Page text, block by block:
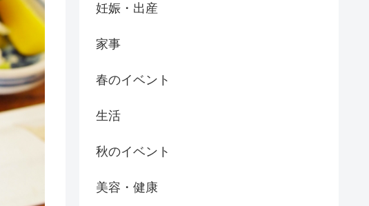
妊娠・出産
家事
春のイベント
生活
秋のイベント
美容・健康